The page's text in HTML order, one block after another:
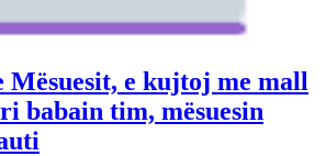
Mësuesit, e kujtoj me mall
babain tim, mësuesin